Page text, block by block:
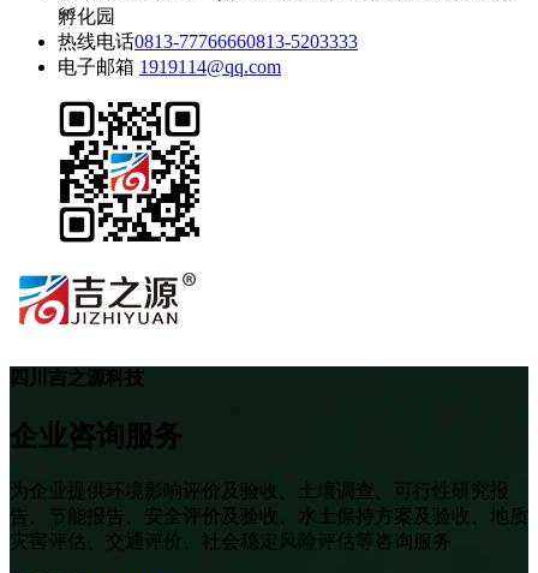
孵化园
热线电话0813-77766660813-5203333
电子邮箱 1919114@qq.com
四川吉之源科技
企业咨询服务
为企业提供环境影响评价及验收、土壤调查、可行性研究报
告、节能报告、安全评价及验收、水土保持方案及验收、地质
灾害评估、交通评价、社会稳定风险评估等咨询服务